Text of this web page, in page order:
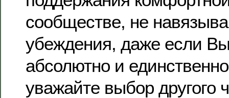
сообществе, не
убеждения, даже если
абсолютно и
уважайте выбор другого